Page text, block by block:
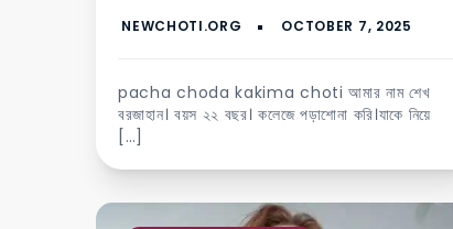
pacha choda kakima choti আমার নাম শেখ
বরজাহান। বয়স ২২ বছর। কলেজে পড়াশোনা করি।যাকে নিয়ে
[…]